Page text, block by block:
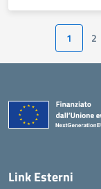
1 2
Link Esterni